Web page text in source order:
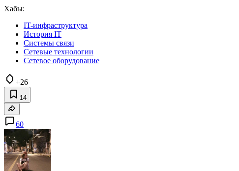
Хабы:
IT-инфраструктура
История IT
Системы связи
Сетевые технологии
Сетевое оборудование
+26
14
60